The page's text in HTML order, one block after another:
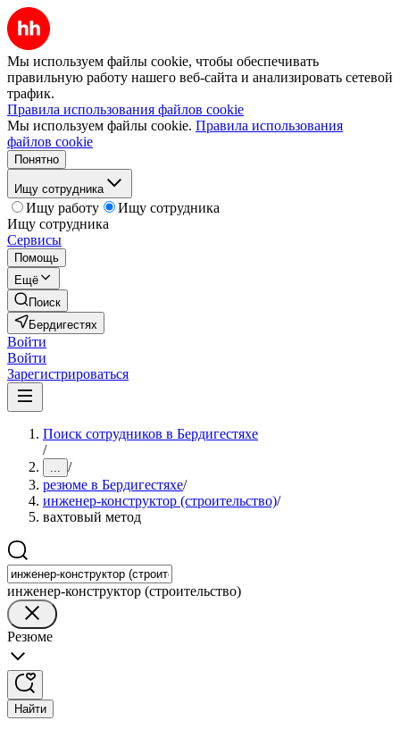
Мы используем файлы cookie, чтобы обеспечивать
правильную работу нашего веб-сайта и анализировать сетевой
трафик.
Правила использования файлов cookie
Мы используем файлы cookie. Правила использования
файлов cookie
Понятно
Ищу сотрудника
Ищу работу
Ищу сотрудника
Ищу сотрудника
Сервисы
Помощь
Ещё
Поиск
Бердигестях
Войти
Войти
Зарегистрироваться
Поиск сотрудников в Бердигестяхе
/
... /
резюме в Бердигестяхе/
инженер-конструктор (строительство)/
вахтовый метод
инженер-конструктор (строительство)
Резюме
Найти